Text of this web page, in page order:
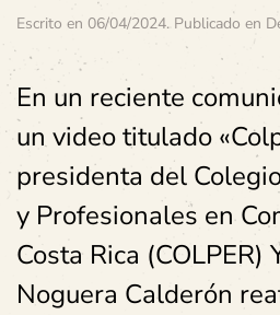
Escrito en 06/04/2024. Publicado en
En un reciente
un video titulado
presidenta del
y Profesionales en
Costa Rica (COLPER)
Noguera Calderón